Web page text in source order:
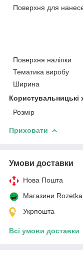
Поверхня для
Поверхня наліпки
Тематика виробу
Ширина
Користувальницькі
Розмір
Приховати
Умови доставки
Нова Пошта
Магазини Rozetka
Укрпошта
Всі умови доставки